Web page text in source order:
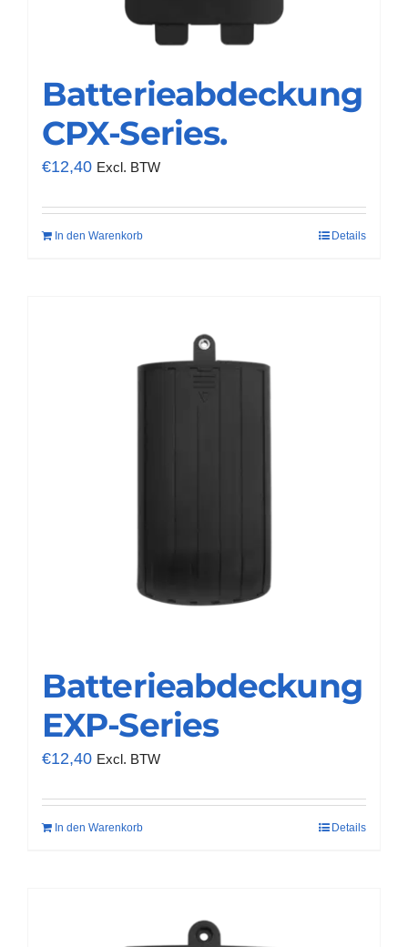
Batterieabdeckung
CPX-Series.
€12,40 Excl. BTW
In den Warenkorb Details
Batterieabdeckung
EXP-Series
€12,40 Excl. BTW
In den Warenkorb Details